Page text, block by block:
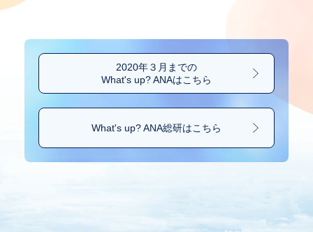
2020年３月までの
What's up? ANAはこちら
What's up? ANA総研はこちら